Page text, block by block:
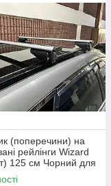
(поперечини) на
рейлінги Wizard
125 см Чорний для
26 2014-2018 рр